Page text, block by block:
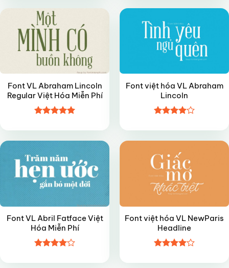
sao
Font VL Abraham Lincoln
Regular Việt Hóa Miễn Phí
hạng55
sao
Font việt hóa VL Abraham
Lincoln
xếp hạng
45 sao
Font VL Abril Fatface Việt
Hóa Miễn Phí
xếp hạng
Font việt hóa VL NewParis
Headline
xếp hạng